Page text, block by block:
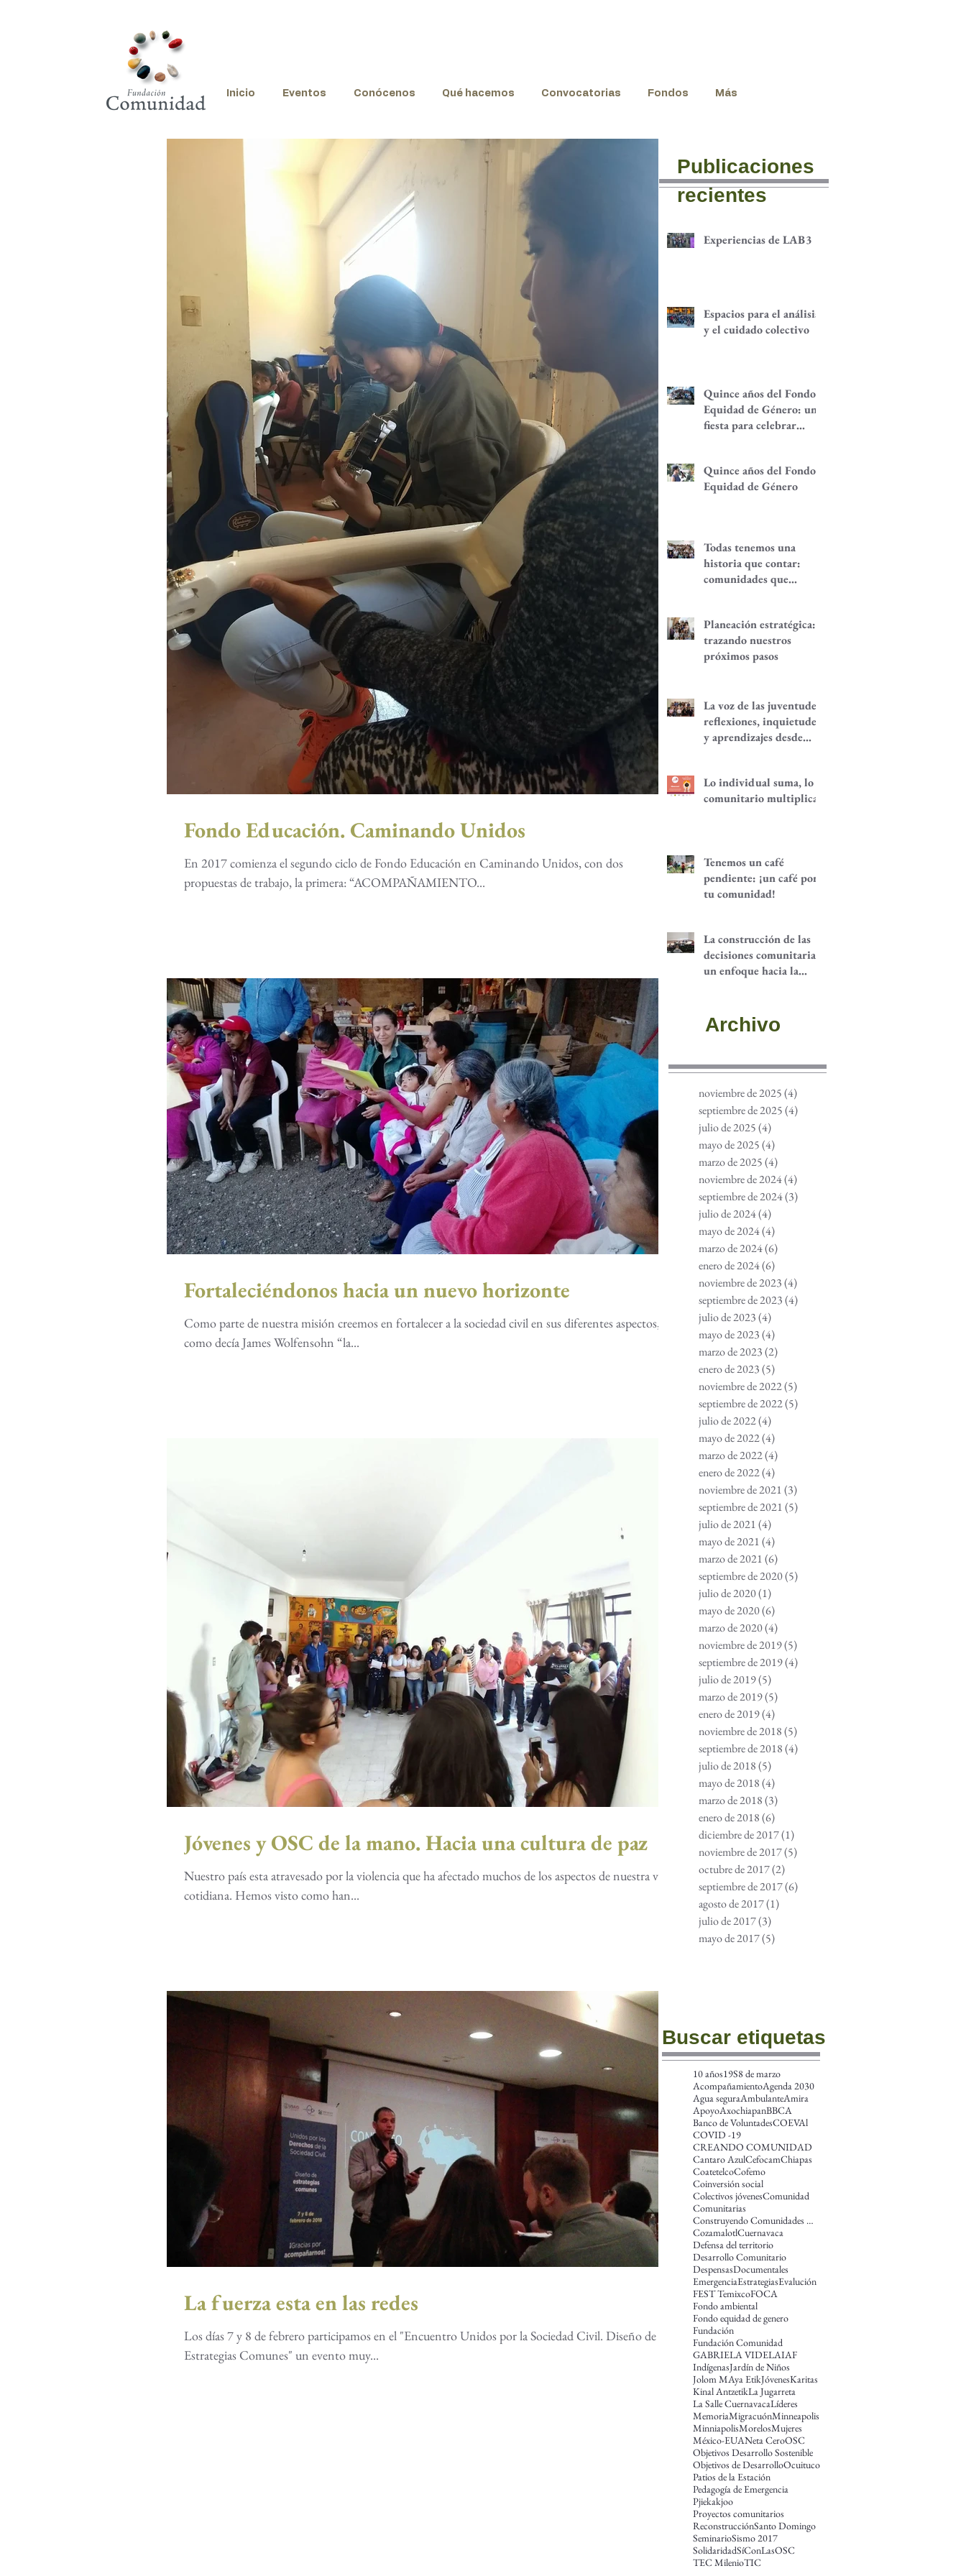
Inicio Eventos Conócenos Qué hacemos Convocatorias Fondos Más
Fondo Educación. Caminando Unidos
En 2017 comienza el segundo ciclo de Fondo Educación en Caminando Unidos, con dos
propuestas de trabajo, la primera: “ACOMPAÑAMIENTO...
Fortaleciéndonos hacia un nuevo horizonte
Como parte de nuestra misión creemos en fortalecer a la sociedad civil en sus diferentes aspectos,
como decía James Wolfensohn “la...
Jóvenes y OSC de la mano. Hacia una cultura de paz
Nuestro país esta atravesado por la violencia que ha afectado muchos de los aspectos de nuestra vida
cotidiana. Hemos visto como han...
La fuerza esta en las redes
Los días 7 y 8 de febrero participamos en el "Encuentro Unidos por la Sociedad Civil. Diseño de
Estrategias Comunes" un evento muy...
Publicaciones
recientes
Experiencias de LAB3
Espacios para el análisis
y el cuidado colectivo
Quince años del Fondo
Equidad de Género: una
fiesta para celebrar
mujeres y alternativas
económicas
Quince años del Fondo
Equidad de Género
Todas tenemos una
historia que contar:
comunidades que
Planeación estratégica:
trazando nuestros
próximos pasos
La voz de las juventudes:
reflexiones, inquietudes
y aprendizajes desde
Lo individual suma, lo
comunitario multiplica
Tenemos un café
pendiente: ¡un café por
tu comunidad!
La construcción de las
decisiones comunitarias,
un enfoque hacia la
Archivo
noviembre de 2025(4)
septiembre de 2025(4)
julio de 2025(4)
mayo de 2025(4)
marzo de 2025(4)
noviembre de 2024(4)
septiembre de 2024(3)
julio de 2024(4)
mayo de 2024(4)
marzo de 2024(6)
enero de 2024(6)
noviembre de 2023(4)
septiembre de 2023(4)
julio de 2023(4)
mayo de 2023(4)
marzo de 2023(2)
enero de 2023(5)
noviembre de 2022(5)
septiembre de 2022(5)
julio de 2022(4)
mayo de 2022(4)
marzo de 2022(4)
enero de 2022(4)
noviembre de 2021(3)
septiembre de 2021(5)
julio de 2021(4)
mayo de 2021(4)
marzo de 2021(6)
septiembre de 2020(5)
julio de 2020(1)
mayo de 2020(6)
marzo de 2020(4)
noviembre de 2019(5)
septiembre de 2019(4)
julio de 2019(5)
marzo de 2019(5)
enero de 2019(4)
noviembre de 2018(5)
septiembre de 2018(4)
julio de 2018(5)
mayo de 2018(4)
marzo de 2018(3)
enero de 2018(6)
diciembre de 2017(1)
noviembre de 2017(5)
octubre de 2017(2)
septiembre de 2017(6)
agosto de 2017(1)
julio de 2017(3)
mayo de 2017(5)
Buscar etiquetas
10 años19S8 de marzo
AcompañamientoAgenda 2030
Agua seguraAmbulanteAmira
ApoyoAxochiapanBBCA
Banco de VoluntadesCOEVAl
COVID -19
CREANDO COMUNIDAD
Cantaro AzulCefocamChiapas
CoatetelcoCofemo
Coinversión social
Colectivos jóvenesComunidad
Comunitarias
Construyendo Comunidades más amplias en las Améric
CozamalotlCuernavaca
Defensa del territorio
Desarrollo Comunitario
DespensasDocumentales
EmergenciaEstrategiasEvalución
FEST TemixcoFOCA
Fondo ambiental
Fondo equidad de genero
Fundación
Fundación Comunidad
GABRIELA VIDELAIAF
IndígenasJardín de Niños
Jolom MAya EtikJóvenesKaritas
Kinal AntzetikLa Jugarreta
La Salle CuernavacaLíderes
MemoriaMigracuónMinneapolis
MinniapolisMorelosMujeres
México-EUANeta CeroOSC
Objetivos Desarrollo Sostenible
Objetivos de DesarrolloOcuituco
Patios de la Estación
Pedagogía de Emergencia
Pjiekakjoo
Proyectos comunitarios
ReconstrucciónSanto Domingo
SeminarioSismo 2017
SolidaridadSíConLasOSC
TEC MilenioTIC